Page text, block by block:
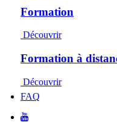
Formation
Découvrir
Formation à
Découvrir
FAQ